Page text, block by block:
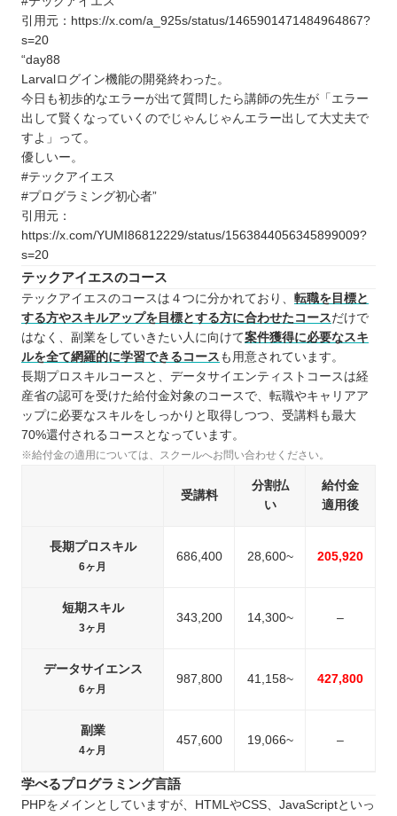
引用元：https://x.com/a_925s/status/1465901471484964867?
s=20
“day88
Larvalログイン機能の開発終わった。
今日も初歩的なエラーが出て質問したら講師の先生が「エラー
出して賢くなっていくのでじゃんじゃんエラー出して大丈夫で
すよ」って。
優しいー。
#テックアイエス
#プログラミング初心者”
引用元：
https://x.com/YUMI86812229/status/1563844056345899009?
s=20
テックアイエスのコース
テックアイエスのコースは４つに分かれており、 転職を目標と
する方やスキルアップを目標とする方に合わせたコースだけで
はなく、副業をしていきたい人に向けて案件獲得に必要なスキ
ルを全て網羅的に学習できるコース も用意されています。
長期プロスキルコースと、データサイエンティストコースは経
産省の認可を受けた給付金対象のコースで、転職やキャリアア
ップに必要なスキルをしっかりと取得しつつ、受講料も最大
70%還付されるコースとなっています。
※給付金の適用については、スクールへお問い合わせください。
受講料
分割払
い
給付金
適用後
長期プロスキル
6ヶ月
686,400 28,600~ 205,920
短期スキル
3ヶ月
343,200 14,300~ –
データサイエンス
6ヶ月
987,800 41,158~ 427,800
副業
4ヶ月
457,600 19,066~ –
学べるプログラミング言語
PHPをメインとしていますが、HTMLやCSS、JavaScriptといっ